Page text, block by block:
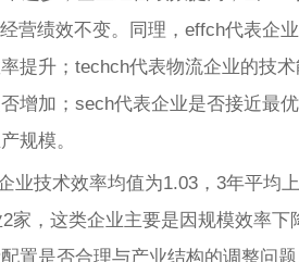
营绩效不变。同理，effch代表企
提升；techch代表物流企业的技
增加；sech代表企业是否接近最
规模。
业技术效率均值为1.03，3年平均
家，这类企业主要是因规模效率
置是否合理与产业结构的调整问